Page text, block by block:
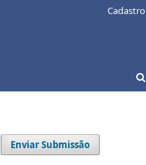
Cadastro
Enviar Submissão